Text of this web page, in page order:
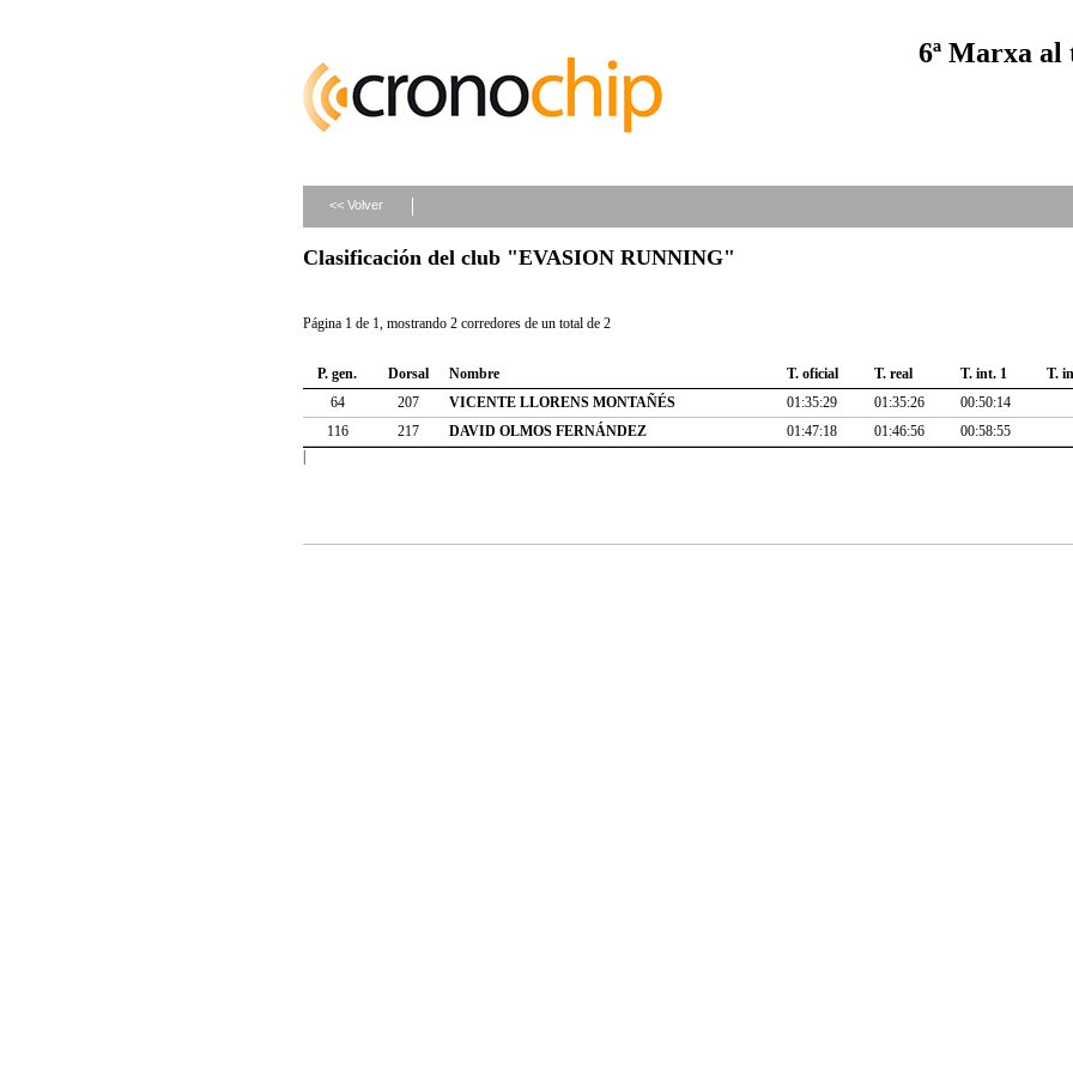
6ª Marxa al
<< Volver
Clasificación del club "EVASION RUNNING"
Página 1 de 1, mostrando 2 corredores de un total de 2
P. gen. Dorsal Nombre T. oficial T. real T. int. 1 T.
64
207 VICENTE LLORENS MONTAÑÉS 01:35:29 01:35:26 00:50:14
116
217 DAVID OLMOS FERNÁNDEZ 01:47:18 01:46:56 00:58:55
|